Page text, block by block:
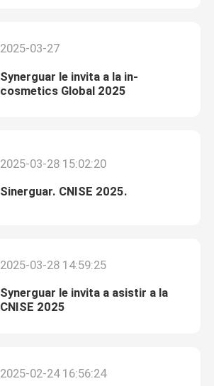
2025-03-27
Synerguar le invita a la in-
cosmetics Global 2025
2025-03-28 15:02:20
Sinerguar. CNISE 2025.
2025-03-28 14:59:25
Synerguar le invita a asistir a la
CNISE 2025
2025-02-24 16:56:24